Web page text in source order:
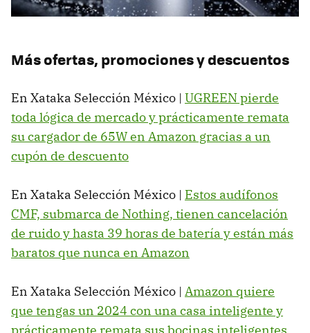
Más ofertas, promociones y descuentos
En Xataka Selección México | UGREEN pierde
toda lógica de mercado y prácticamente remata
su cargador de 65W en Amazon gracias a un
cupón de descuento
En Xataka Selección México | Estos audífonos
CMF, submarca de Nothing, tienen cancelación
de ruido y hasta 39 horas de batería y están más
baratos que nunca en Amazon
En Xataka Selección México | Amazon quiere
que tengas un 2024 con una casa inteligente y